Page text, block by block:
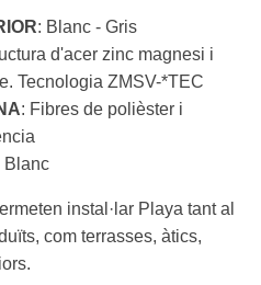
: Blanc - Gris
d'acer zinc magnesi i
Tecnologia ZMSV-*TEC
: Fibres de polièster i
Blanc
instal·lar Playa tant al
com terrasses, àtics,